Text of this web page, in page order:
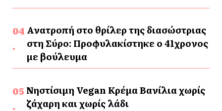
Ανατροπή στο θρίλερ της διασώστριας
στη Σύρο: Προφυλακίστηκε ο 41χρονος
με βούλευμα
Νηστίσιμη Vegan Κρέμα Βανίλια χωρίς
ζάχαρη και χωρίς λάδι